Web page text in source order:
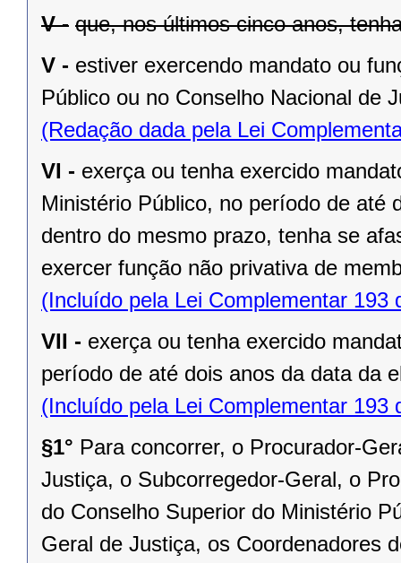
V - que, nos últimos cinco anos,
V - estiver exercendo mandato ou
Público ou no Conselho Nacional de
(Redação dada pela Lei
VI - exerça ou tenha exercido
Ministério Público, no período de até
dentro do mesmo prazo, tenha se
exercer função não privativa de
(Incluído pela Lei Complementar 193
VII - exerça ou tenha exercido
período de até dois anos da data da
(Incluído pela Lei Complementar 193
§1° Para concorrer, o Procurador-
Justiça, o Subcorregedor-Geral, o
do Conselho Superior do Ministério
Geral de Justiça, os Coordenadores